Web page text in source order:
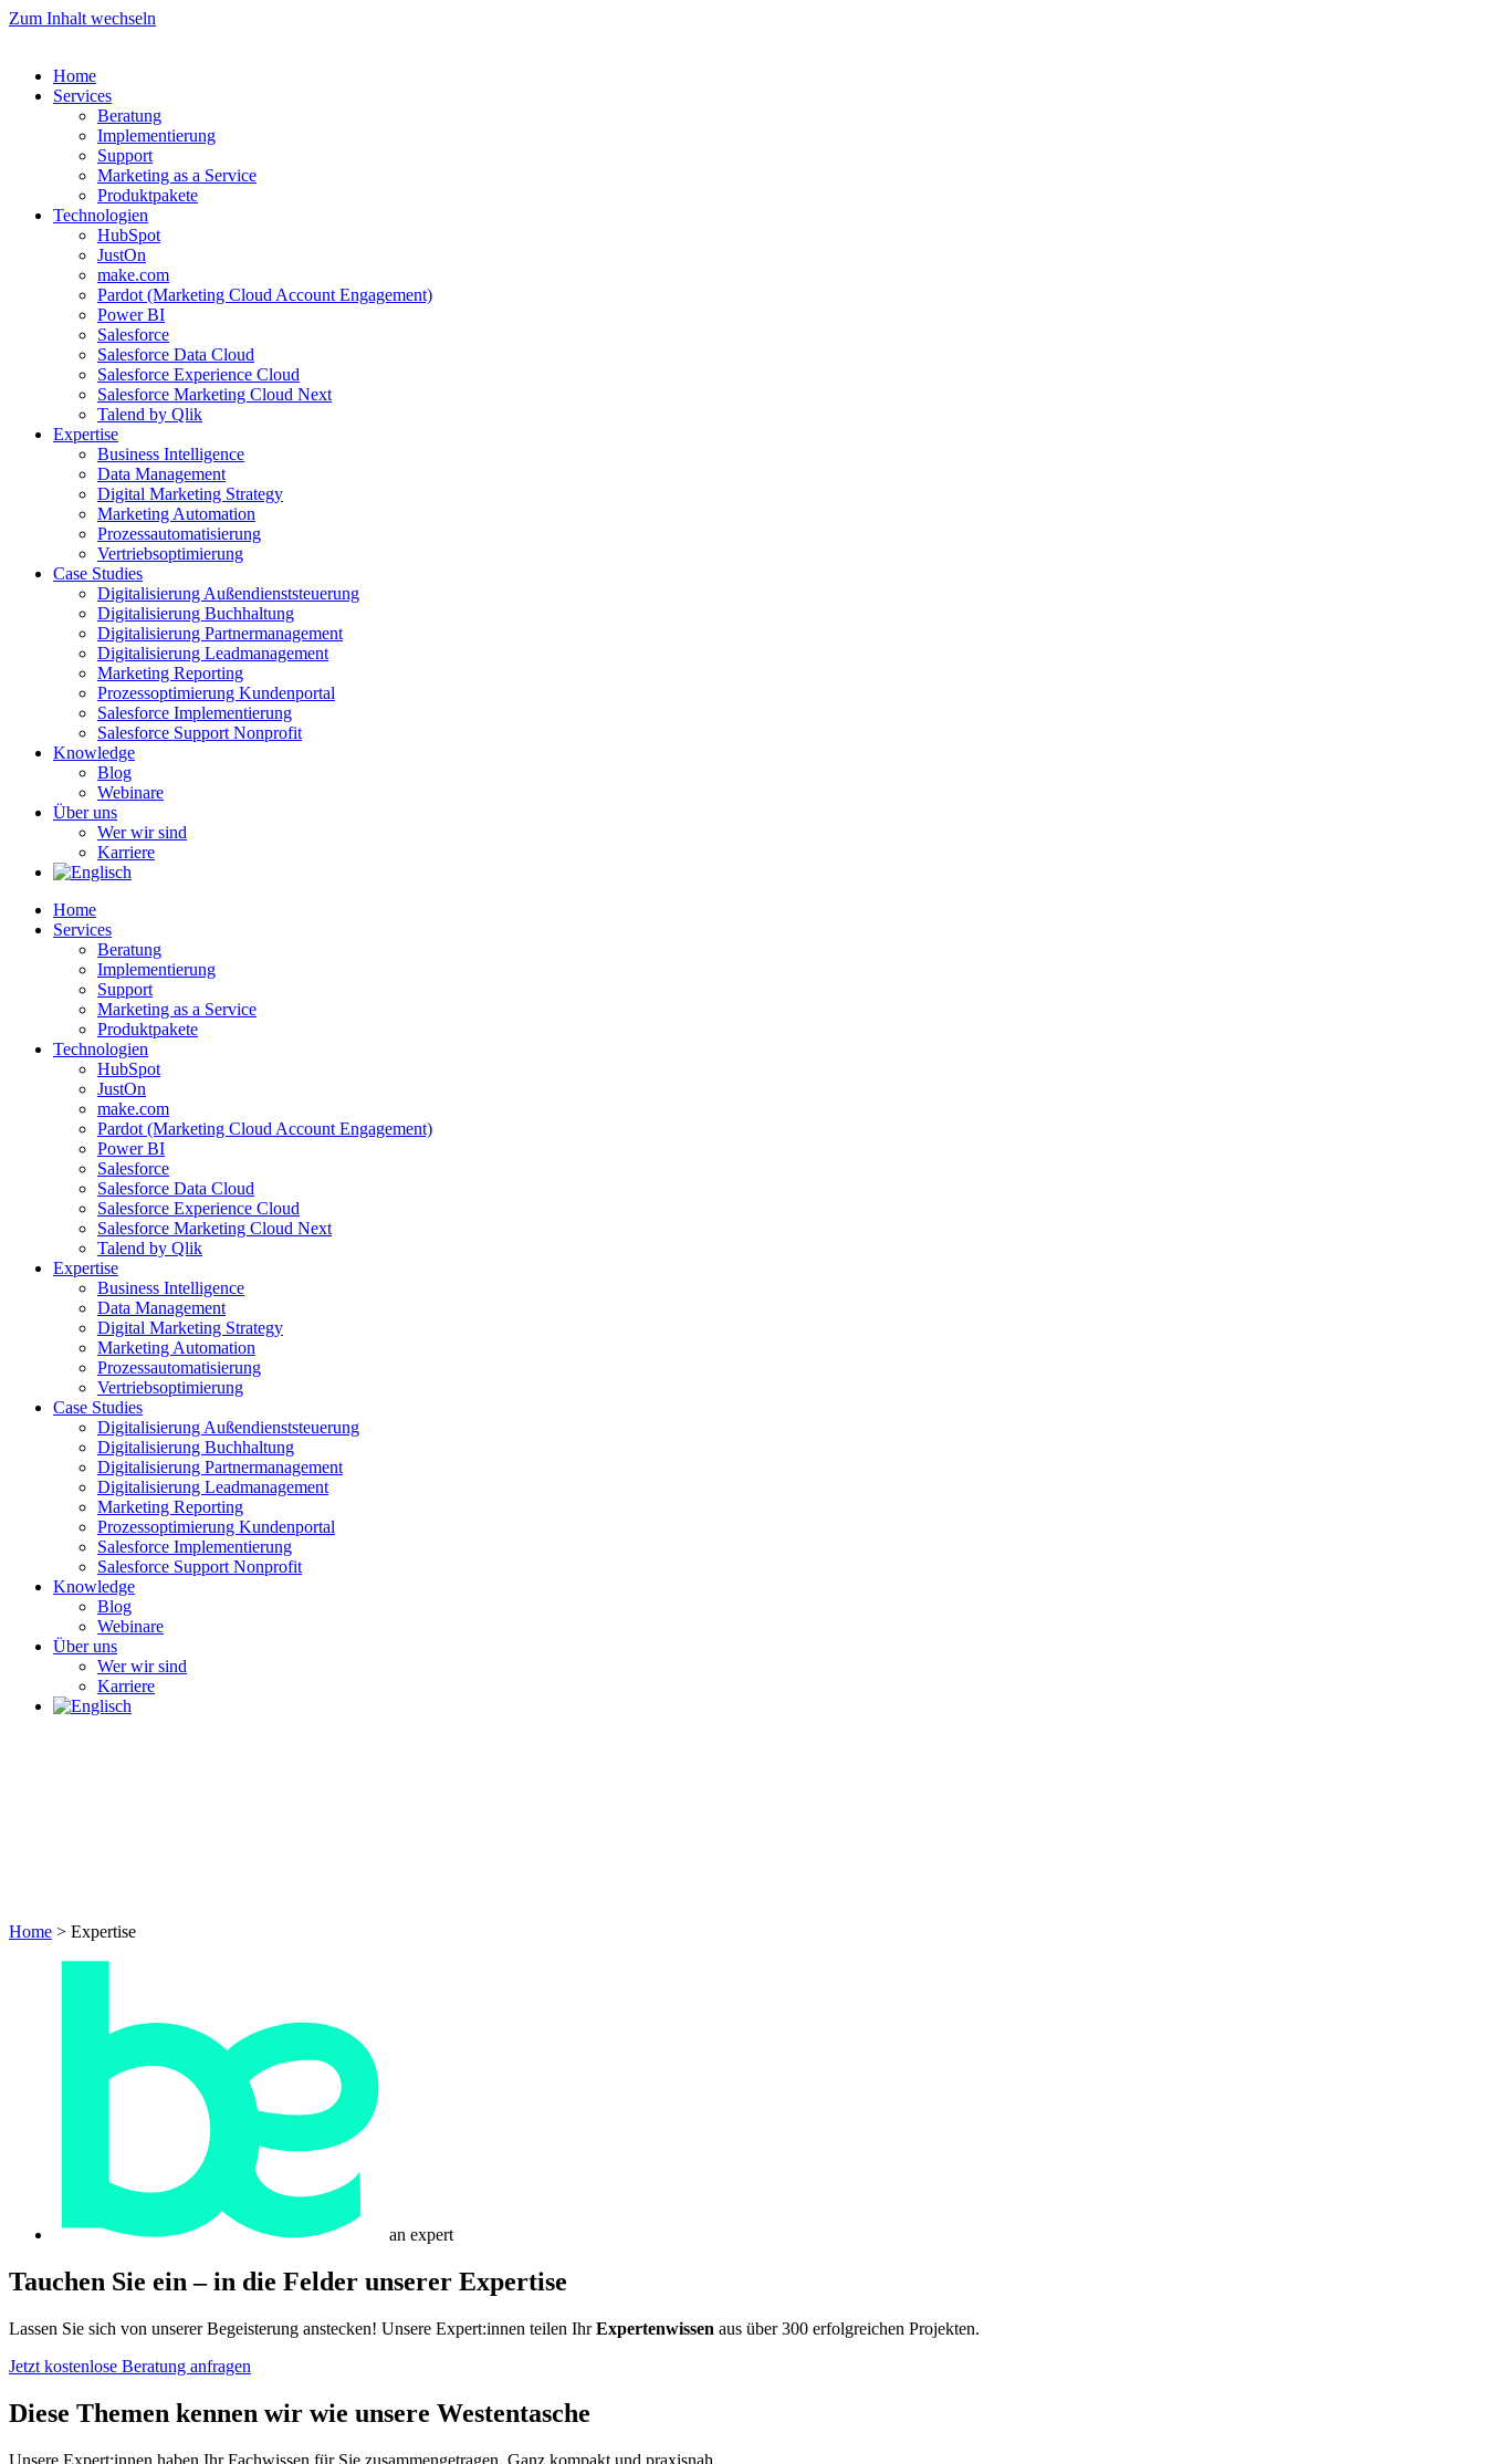
Zum Inhalt wechseln
Home
Services
Beratung
Implementierung
Support
Marketing as a Service
Produktpakete
Technologien
HubSpot
JustOn
make.com
Pardot (Marketing Cloud Account Engagement)
Power BI
Salesforce
Salesforce Data Cloud
Salesforce Experience Cloud
Salesforce Marketing Cloud Next
Talend by Qlik
Expertise
Business Intelligence
Data Management
Digital Marketing Strategy
Marketing Automation
Prozessautomatisierung
Vertriebsoptimierung
Case Studies
Digitalisierung Außendienststeuerung
Digitalisierung Buchhaltung
Digitalisierung Partnermanagement
Digitalisierung Leadmanagement
Marketing Reporting
Prozessoptimierung Kundenportal
Salesforce Implementierung
Salesforce Support Nonprofit
Knowledge
Blog
Webinare
Über uns
Wer wir sind
Karriere
Home
Services
Beratung
Implementierung
Support
Marketing as a Service
Produktpakete
Technologien
HubSpot
JustOn
make.com
Pardot (Marketing Cloud Account Engagement)
Power BI
Salesforce
Salesforce Data Cloud
Salesforce Experience Cloud
Salesforce Marketing Cloud Next
Talend by Qlik
Expertise
Business Intelligence
Data Management
Digital Marketing Strategy
Marketing Automation
Prozessautomatisierung
Vertriebsoptimierung
Case Studies
Digitalisierung Außendienststeuerung
Digitalisierung Buchhaltung
Digitalisierung Partnermanagement
Digitalisierung Leadmanagement
Marketing Reporting
Prozessoptimierung Kundenportal
Salesforce Implementierung
Salesforce Support Nonprofit
Knowledge
Blog
Webinare
Über uns
Wer wir sind
Karriere
Home > Expertise
an expert
Tauchen Sie ein – in die Felder unserer Expertise
Lassen Sie sich von unserer Begeisterung anstecken! Unsere Expert:innen teilen IhrExpertenwissen aus über300 erfolgreichen Projekten.
Jetzt kostenlose Beratung anfragen
Diese Themen kennen wir wie unsere Westentasche
Unsere Expert:innen haben Ihr Fachwissen für Sie zusammengetragen. Ganz kompakt und praxisnah.